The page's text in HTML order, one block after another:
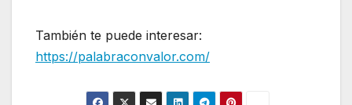
También te puede interesar:
https://palabraconvalor.com/